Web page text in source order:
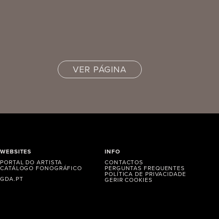
VER PÁGINA
WEBSITES
PORTAL DO ARTISTA
CATÁLOGO FONOGRÁFICO
GDA.PT
INFO
CONTACTOS
PERGUNTAS FREQUENTES
POLÍTICA DE PRIVACIDADE
GERIR COOKIES